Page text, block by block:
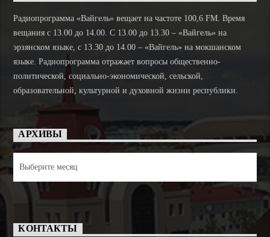
Радиопрограмма «Вайгель» вещает на частоте 100,6 FM. Время
вещания с 13.00 до 14.00. C 13.00 до 13.30 – «Вайгель» на
эрзянском языке, с 13.30 до 14.00 – «Вайгель» на мокшанском
языке. Радиопрограмма отражает вопросы общественно-
политической, социально-экономической, сельской,
образовательной, культурной и духовной жизни республики.
АРХИВЫ
КОНТАКТЫ